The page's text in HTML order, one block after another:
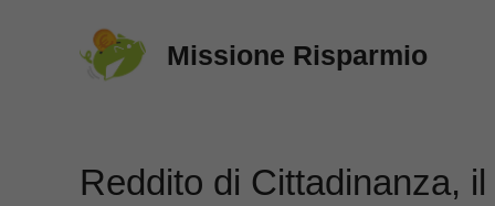
Missione Risparmio
Reddito di Cittadinanza,